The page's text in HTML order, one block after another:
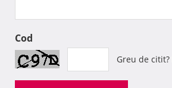
Cod
Greu de citit?